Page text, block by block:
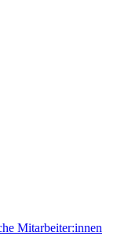
Mitarbeiter:innen